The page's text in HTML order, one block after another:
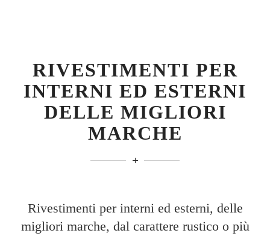
RIVESTIMENTI PER
INTERNI ED ESTERNI
DELLE MIGLIORI
MARCHE
Rivestimenti per interni ed esterni, delle
migliori marche, dal carattere rustico o più